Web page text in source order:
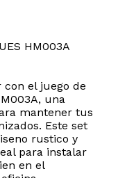
HM003A
el juego de
una
mantener tus
Este set
rustico y
para instalar
en el